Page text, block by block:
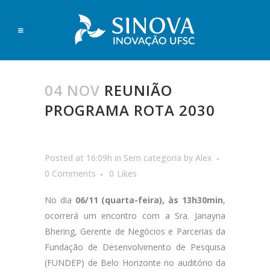
04 NOV REUNIÃO
PROGRAMA ROTA 2030
Posted at 16:09h in Sem categoria by Alex
0 Comments
0 Likes
No dia 06/11 (quarta-feira), às 13h30min,
ocorrerá um encontro com a Sra. Janayna
Bhering, Gerente de Negócios e Parcerias da
Fundação de Desenvolvimento de Pesquisa
(FUNDEP) de Belo Horizonte no auditório da